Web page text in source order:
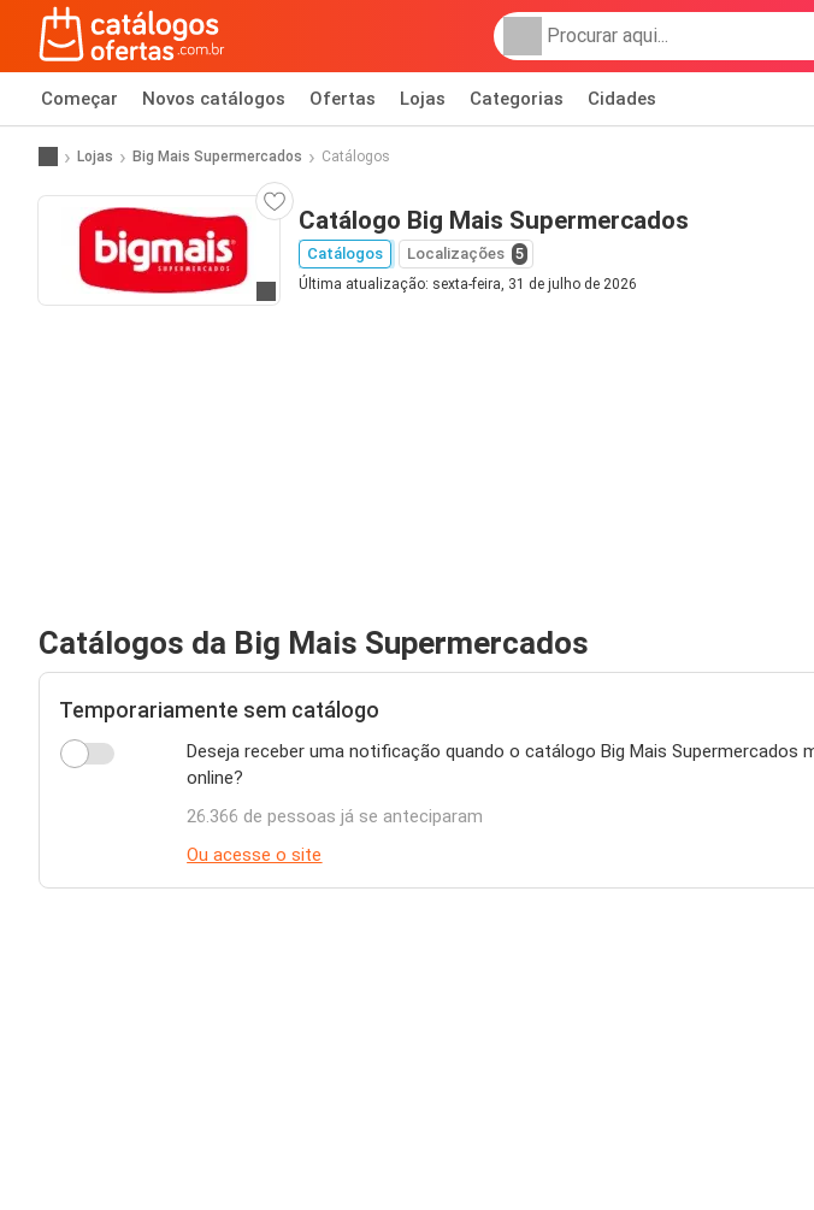
Começar Novos catálogos Ofertas Lojas Categorias Cidades
Lojas Big Mais Supermercados Catálogos
Ir para o website
Catálogo Big Mais Supermercados
Catálogos Localizações 5
Última atualização: sexta-feira, 31 de julho de 2026
Catálogos da Big Mais Supermercados
Temporariamente sem catálogo
Deseja receber uma notificação quando o catálogo Big Mais Supermercados
online?
26.366 de pessoas já se anteciparam
Ou acesse o site